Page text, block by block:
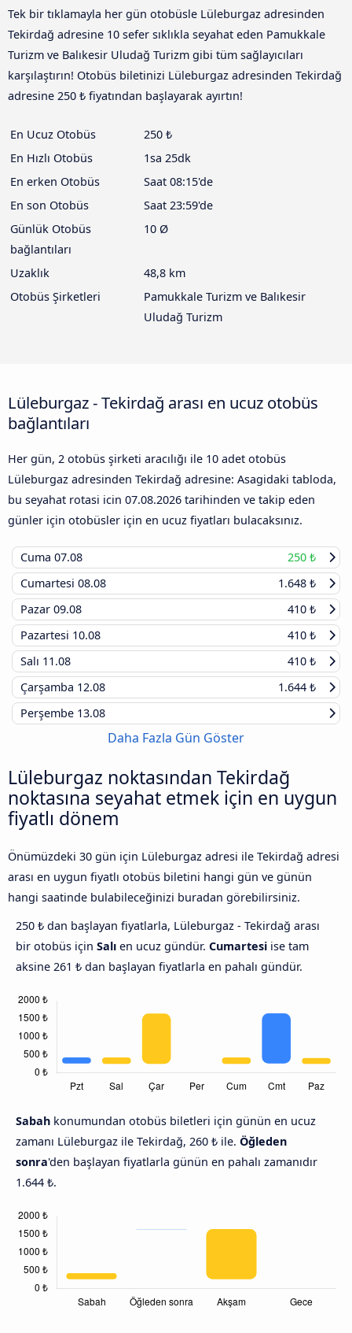
Tek bir tıklamayla her gün otobüsle Lüleburgaz adresinden
Tekirdağ adresine 10 sefer sıklıkla seyahat eden Pamukkale
Turizm ve Balıkesir Uludağ Turizm gibi tüm sağlayıcıları
karşılaştırın! Otobüs biletinizi Lüleburgaz adresinden Tekirdağ
adresine 250 ₺ fiyatından başlayarak ayırtın!
En Ucuz Otobüs
250 ₺
En Hızlı Otobüs
1sa 25dk
En erken Otobüs
Saat 08:15'de
En son Otobüs
Saat 23:59'de
Günlük Otobüs
bağlantıları
10 Ø
Uzaklık
48,8 km
Otobüs Şirketleri
Pamukkale Turizm ve Balıkesir
Uludağ Turizm
Lüleburgaz - Tekirdağ arası en ucuz otobüs
bağlantıları
Her gün, 2 otobüs şirketi aracılığı ile 10 adet otobüs
Lüleburgaz adresinden Tekirdağ adresine: Asagidaki tabloda,
bu seyahat rotasi icin 07.08.2026 tarihinden ve takip eden
günler için otobüsler için en ucuz fiyatları bulacaksınız.
Cuma 07.08
250 ₺
Cumartesi 08.08
1.648 ₺
Pazar 09.08
410 ₺
Pazartesi 10.08
410 ₺
Salı 11.08
410 ₺
Çarşamba 12.08
1.644 ₺
Perşembe 13.08
Daha Fazla Gün Göster
Lüleburgaz noktasından Tekirdağ
noktasına seyahat etmek için en uygun
fiyatlı dönem
Önümüzdeki 30 gün için Lüleburgaz adresi ile Tekirdağ adresi
arası en uygun fiyatlı otobüs biletini hangi gün ve günün
hangi saatinde bulabileceğinizi buradan görebilirsiniz.
250 ₺ dan başlayan fiyatlarla, Lüleburgaz - Tekirdağ arası
bir otobüs için Salı en ucuz gündür. Cumartesi ise tam
aksine 261 ₺ dan başlayan fiyatlarla en pahalı gündür.
Sabah konumundan otobüs biletleri için günün en ucuz
zamanı Lüleburgaz ile Tekirdağ, 260 ₺ ile. Öğleden
sonra'den başlayan fiyatlarla günün en pahalı zamanıdır
1.644 ₺.